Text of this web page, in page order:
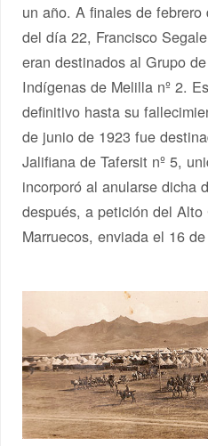
un año. A finales de
del día 22, Francisco
eran destinados al Grupo
Indígenas de Melilla nº 2.
definitivo hasta su
de junio de 1923 fue
Jalifiana de Tafersit nº 5,
incorporó al anularse dicha
después, a petición del
Marruecos, enviada el 16